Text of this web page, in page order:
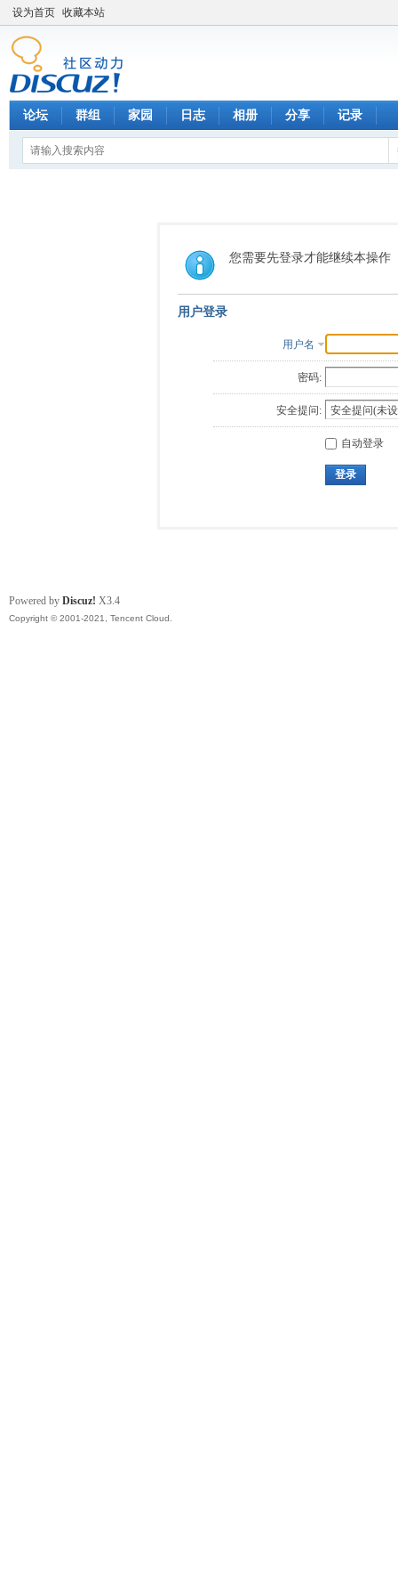
设为首页 收藏本站
论坛 群组 家园 日志 相册 分享 记录
您需要先登录才能继续本操作
用户登录
用户名
密码:
安全提问:
自动登录
登录
Powered by Discuz! X3.4
Copyright © 2001-2021, Tencent Cloud.